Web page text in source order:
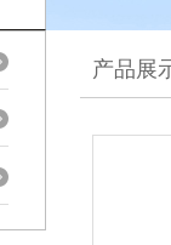
产品展